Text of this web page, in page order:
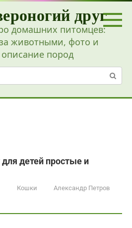
друг
домашних питомцев:
животными, фото и
описание пород
детей простые и
Кошки Александр Петров